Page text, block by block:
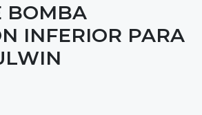
BOMBA
INFERIOR PARA